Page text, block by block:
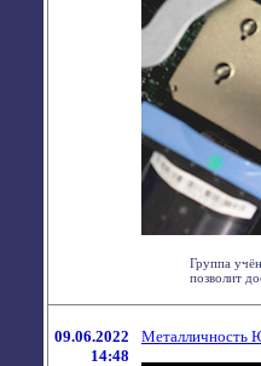
Группа
позволит
09.06.2022
14:48
Металличность